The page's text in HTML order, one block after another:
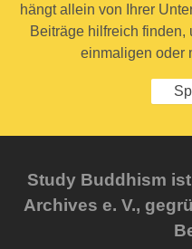
hängt allein von Ihrer
Beiträge hilfreich finden,
einmaligen oder
Study Buddhism
Archives e. V.,